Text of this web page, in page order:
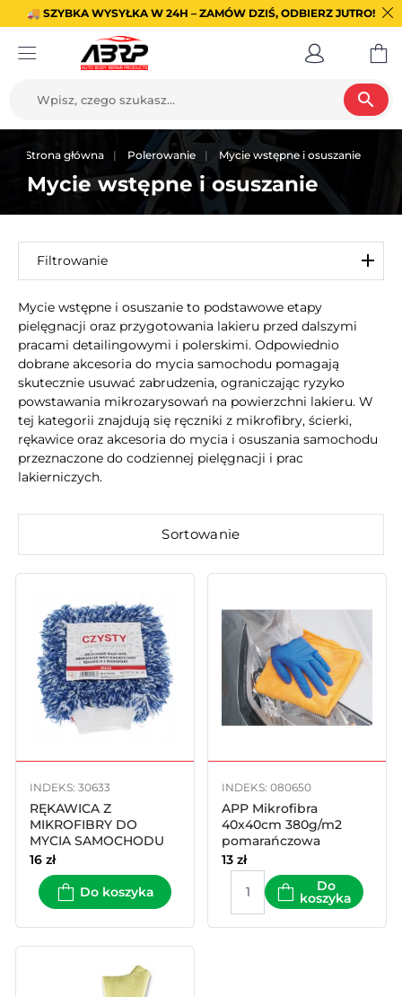
🚚 SZYBKA WYSYŁKA W 24H – ZAMÓW DZIŚ, ODBIERZ JUTRO!
search
Strona główna Polerowanie Mycie wstępne i osuszanie
Mycie wstępne i osuszanie
Filtrowanie
Mycie wstępne i osuszanie to podstawowe etapy
pielęgnacji oraz przygotowania lakieru przed dalszymi
pracami detailingowymi i polerskimi. Odpowiednio
dobrane akcesoria do mycia samochodu pomagają
skutecznie usuwać zabrudzenia, ograniczając ryzyko
powstawania mikrozarysowań na powierzchni lakieru. W
tej kategorii znajdują się ręczniki z mikrofibry, ścierki,
rękawice oraz akcesoria do mycia i osuszania samochodu
przeznaczone do codziennej pielęgnacji i prac
lakierniczych.
Sortowanie
INDEKS: 30633
RĘKAWICA Z
MIKROFIBRY DO
MYCIA SAMOCHODU
AUTA
16 zł
Do koszyka
INDEKS: 080650
APP Mikrofibra
40x40cm 380g/m2
pomarańczowa
13 zł
Do
koszyka